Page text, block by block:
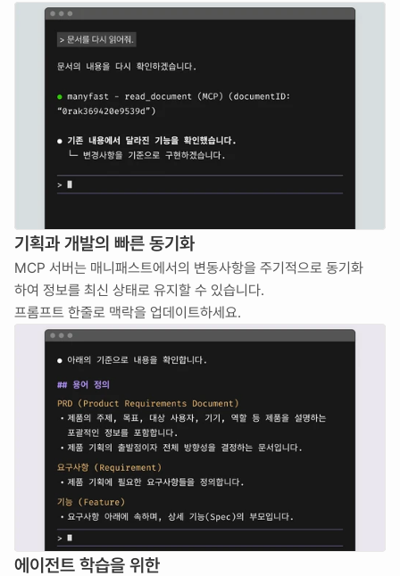
기획과 개발의 빠른 동기화
MCP 서버는 매니패스트에서의 변동사항을 주기적으로 동기화
하여 정보를 최신 상태로 유지할 수 있습니다.
프롬프트 한줄로 맥락을 업데이트하세요.
에이전트 학습을 위한